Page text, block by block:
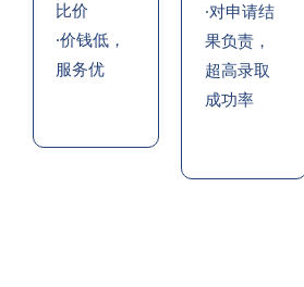
比价
·价钱低，
服务优
·对申请结
果负责，
超高录取
成功率